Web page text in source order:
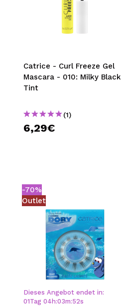
Vorgänge einsehen.
Catrice - Curl Freeze Gel
Mascara - 010: Milky Black
Tint
(1)
6,29€
-70%
Outlet
Dieses Angebot endet in:
01Tag 04 h:03m:51s